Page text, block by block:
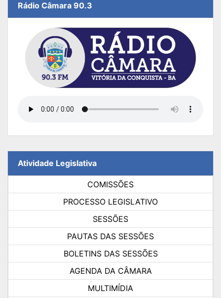
Rádio Câmara 90.3
Atividade Legislativa
COMISSÕES
PROCESSO LEGISLATIVO
SESSÕES
PAUTAS DAS SESSÕES
BOLETINS DAS SESSÕES
AGENDA DA CÂMARA
MULTIMÍDIA